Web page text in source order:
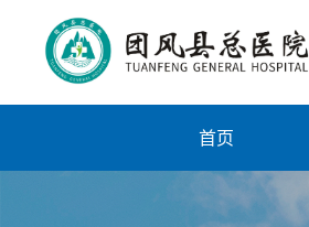
首页